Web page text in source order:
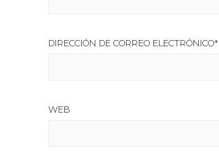
DIRECCIÓN DE CORREO ELECTRÓNICO*
WEB